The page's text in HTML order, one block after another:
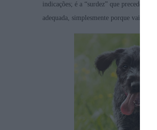
indicações; é a “surdez” que precede a
adequada, simplesmente porque vai